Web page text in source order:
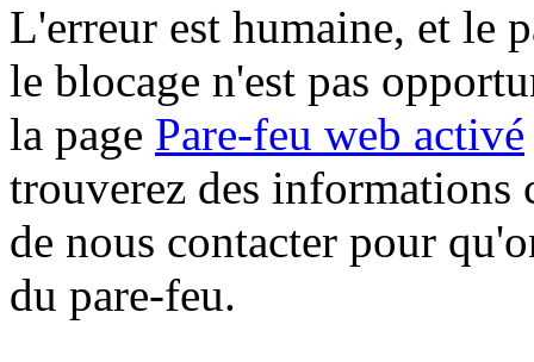
L'erreur est humaine, et le
le blocage n'est pas
la page Pare-feu web activé
trouverez des informations
de nous contacter pour
du pare-feu.